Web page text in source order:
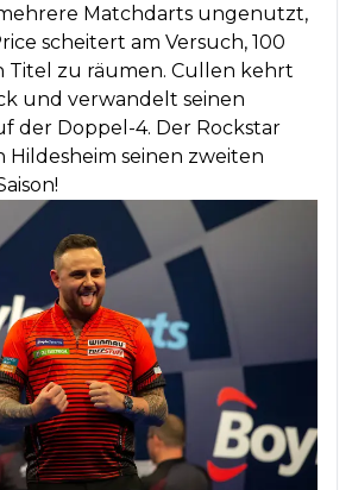
Matchdarts ungenutzt,
scheitert am Versuch, 100
zu räumen. Cullen kehrt
und verwandelt seinen
der Doppel-4. Der Rockstar
Hildesheim seinen zweiten